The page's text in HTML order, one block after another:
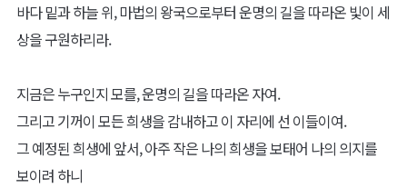
바다 밑과 하늘 위, 마법의 왕국으로부터 운명의 길을 따라온 빛이 세
상을 구원하리라.
지금은 누구인지 모를, 운명의 길을 따라온 자여.
그리고 기꺼이 모든 희생을 감내하고 이 자리에 선 이들이여.
그 예정된 희생에 앞서, 아주 작은 나의 희생을 보태어 나의 의지를
보이려 하니